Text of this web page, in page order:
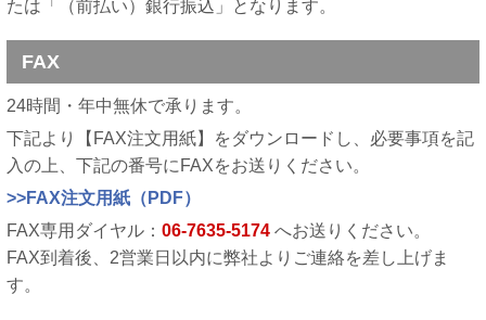
たは「（前払い）銀行振込」となります。
FAX
24時間・年中無休で承ります。
下記より【FAX注文用紙】をダウンロードし、必要事項を記
入の上、下記の番号にFAXをお送りください。
>>FAX注文用紙（PDF）
FAX専用ダイヤル：06-7635-5174 へお送りください。
FAX到着後、2営業日以内に弊社よりご連絡を差し上げま
す。